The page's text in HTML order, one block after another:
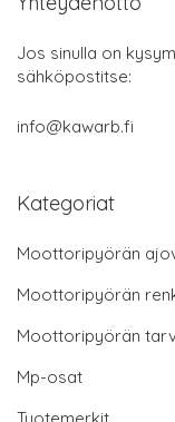
Jos sinulla on
sähköpostitse:
info@kawarb.fi
Kategoriat
Moottoripyörän
Moottoripyörän
Moottoripyörän
Mp-osat